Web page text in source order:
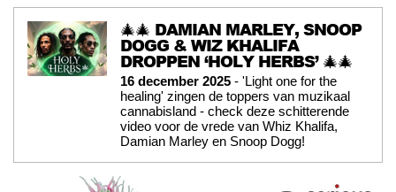
🎄🎄 DAMIAN MARLEY, SNOOP
DOGG & WIZ KHALIFA
DROPPEN ‘HOLY HERBS’ 🎄🎄
16 december 2025 - 'Light one for the
healing' zingen de toppers van muzikaal
cannabisland - check deze schitterende
video voor de vrede van Whiz Khalifa,
Damian Marley en Snoop Dogg!